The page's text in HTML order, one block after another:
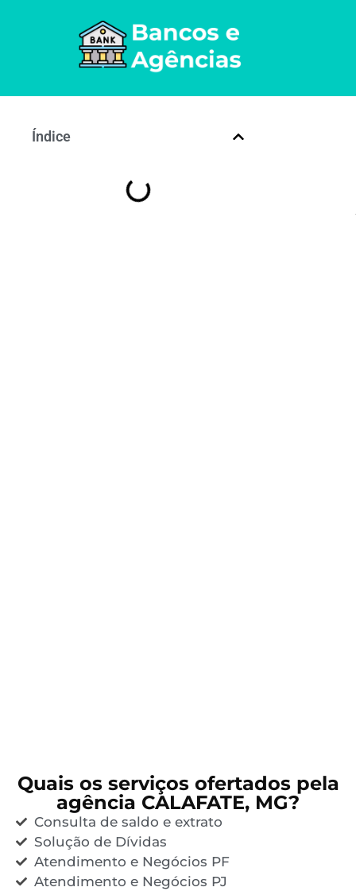
Índice
Quais os serviços ofertados pela
agência CALAFATE, MG?
Consulta de saldo e extrato
Solução de Dívidas
Atendimento e Negócios PF
Atendimento e Negócios PJ